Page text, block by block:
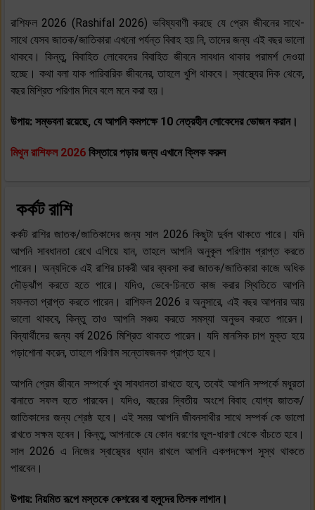
রাশিফল 2026 (Rashifal 2026) ভবিষ্যবাণী করছে যে প্রেম জীবনের সাথে-
সাথে যেসব জাতক/জাতিকারা এখনো পর্যন্ত বিবাহ হয় নি, তাদের জন্য এই বছর ভালো
থাকবে। কিন্তু, বিবাহিত লোকেদের বিবাহিত জীবনে সাবধান থাকার পরামর্শ দেওয়া
হচ্ছে। কথা বলা যাক পারিবারিক জীবনের, তাহলে খুশি থাকবে। স্বাস্থ্যের দিক থেকে,
বছর মিশ্রিত পরিণাম দিবে বলে মনে করা হয়।
উপায়: সম্ভবনা রয়েছে, যে আপনি কমপক্ষে 10 নেত্রহীন লোকেদের ভোজন করান।
মিথুন রাশিফল 2026 বিস্তারে পড়ার জন্য এখানে ক্লিক করুন
কর্কট রাশি
কর্কট রাশির জাতক/জাতিকাদের জন্য সাল 2026 কিছুটা দুর্বল থাকতে পারে। যদি
আপনি সাবধানতা রেখে এগিয়ে যান, তাহলে আপনি অনুকূল পরিণাম প্রাপ্ত করতে
পারেন। অন্যদিকে এই রাশির চাকরী আর ব্যবসা করা জাতক/জাতিকারা কাজে অধিক
দৌড়ঝাঁপ করতে হতে পারে। যদিও, ভেবে-চিনতে কাজ করার স্থিতিতে আপনি
সফলতা প্রাপ্ত করতে পারেন। রাশিফল 2026 র অনুসারে, এই বছর আপনার আয়
ভালো থাকবে, কিন্তু তাও আপনি সঞ্চয় করতে সমস্যা অনুভব করতে পারেন।
বিদ্যার্থীদের জন্য বর্ষ 2026 মিশ্রিত থাকতে পারেন। যদি মানসিক চাপ মুক্ত হয়ে
পড়াশোনা করেন, তাহলে পরিণাম সন্তোষজনক প্রাপ্ত হবে।
আপনি প্রেম জীবনে সম্পর্কে খুব সাবধানতা রাখতে হবে, তবেই আপনি সম্পর্কে মধুরতা
বানাতে সফল হতে পারবেন। যদিও, বছরের দ্বিতীয় অংশে বিবাহ যোগ্য জাতক/
জাতিকাদের জন্য শ্রেষ্ঠ হবে। এই সময় আপনি জীবনসাথীর সাথে সম্পর্ক কে ভালো
রাখতে সক্ষম হবেন। কিন্তু, আপনাকে যে কোন ধরণের ভুল-ধারণা থেকে বাঁচতে হবে।
সাল 2026 এ নিজের স্বাস্থ্যের ধ্যান রাখলে আপনি একপদক্ষেপ সুস্থ থাকতে
পারবেন।
উপায়: নিয়মিত রূপে মস্তকে কেশরের বা হলুদের তিলক লাগান।